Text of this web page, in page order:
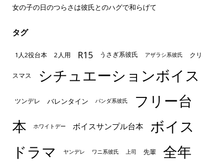
女の子の日のつらさは彼氏とのハグで和らげて
タグ
1人2役台本 2人用 R15 うさぎ系彼氏 アザラシ系彼氏 クリ
スマス シチュエーションボイス
ツンデレ バレンタイン パンダ系彼氏
フリー台
本
ホワイトデー ボイスサンプル台本
ボイス
ドラマ
ヤンデレ ワニ系彼氏 上司 先輩
全年